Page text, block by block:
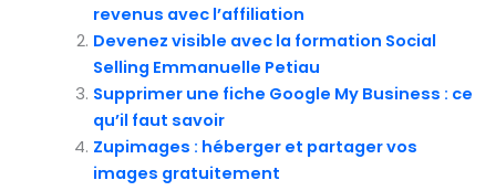
revenus avec l’affiliation
Devenez visible avec la formation Social
Selling Emmanuelle Petiau
Supprimer une fiche Google My Business : ce
qu’il faut savoir
Zupimages : héberger et partager vos
images gratuitement